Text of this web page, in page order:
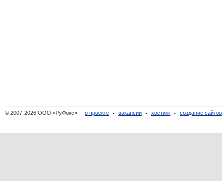
© 2007-2026 ООО «РуФокс» о проекте вакансии хостинг создание сайтов